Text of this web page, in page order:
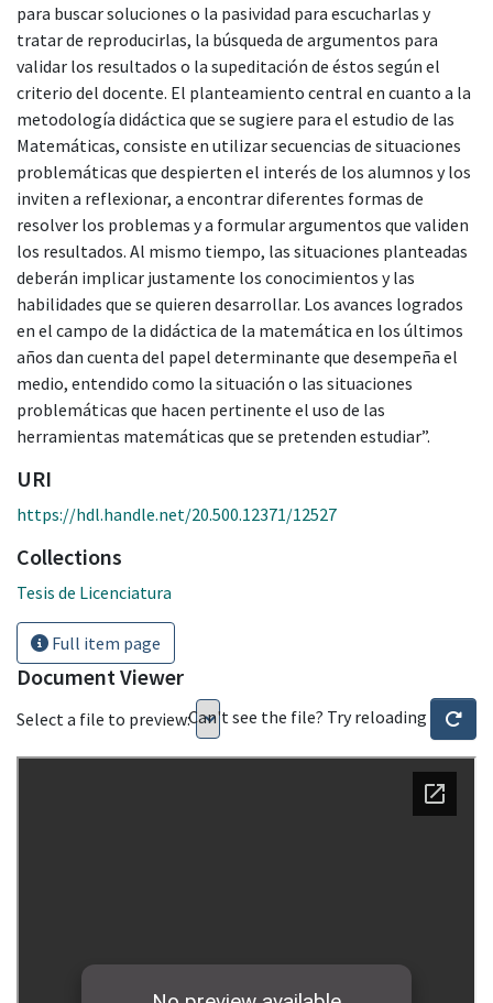
para buscar soluciones o la pasividad para escucharlas y
tratar de reproducirlas, la búsqueda de argumentos para
validar los resultados o la supeditación de éstos según el
criterio del docente. El planteamiento central en cuanto a la
metodología didáctica que se sugiere para el estudio de las
Matemáticas, consiste en utilizar secuencias de situaciones
problemáticas que despierten el interés de los alumnos y los
inviten a reflexionar, a encontrar diferentes formas de
resolver los problemas y a formular argumentos que validen
los resultados. Al mismo tiempo, las situaciones planteadas
deberán implicar justamente los conocimientos y las
habilidades que se quieren desarrollar. Los avances logrados
en el campo de la didáctica de la matemática en los últimos
años dan cuenta del papel determinante que desempeña el
medio, entendido como la situación o las situaciones
problemáticas que hacen pertinente el uso de las
herramientas matemáticas que se pretenden estudiar”.
URI
https://hdl.handle.net/20.500.12371/12527
Collections
Tesis de Licenciatura
Full item page
Document Viewer
Select a file to preview:Can't see the file? Try reloading